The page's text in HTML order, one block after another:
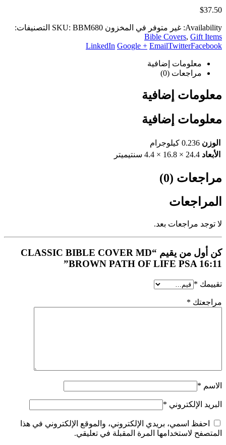
$37.50
Availability: غير متوفر في المخزون SKU: BBM680
التصنيفات:
Bible Covers, Gift Items
Facebook
Twitter
LinkedIn Google + Email
معلومات إضافية
مراجعات (0)
معلومات إضافية
معلومات إضافية
الوزن 0.236 كيلوجرام
الأبعاد 24.4 × 16.8 × 4.4 سنتيميتر
مراجعات (0)
المراجعات
لا توجد مراجعات بعد.
كن أول من يقيم “CLASSIC BIBLE COVER MD
BROWN PATH OF LIFE PSA 16:11”
تقييمك *
مراجعتك *
الاسم *
البريد الإلكتروني *
احفظ اسمي، بريدي الإلكتروني، والموقع الإلكتروني في هذا
المتصفح لاستخدامها المرة المقبلة في تعليقي.